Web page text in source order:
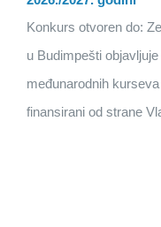
Konkurs otvoren do:
u Budimpešti
međunarodnih
finansirani od strane